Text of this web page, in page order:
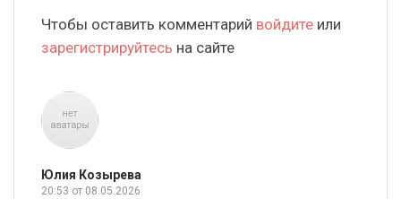
Чтобы оставить комментарий войдите или
зарегистрируйтесь на сайте
Юлия Козырева
20:53 от 08.05.2026